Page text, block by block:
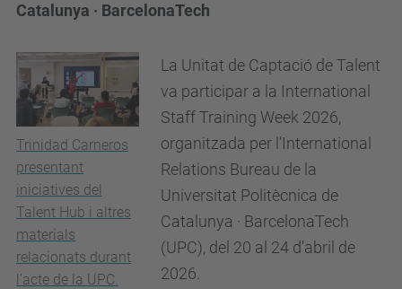
Catalunya · BarcelonaTech
Trinidad Carneros
presentant
iniciatives del
Talent Hub i altres
materials
relacionats durant
l'acte de la UPC.
La Unitat de Captació de Talent
va participar a la International
Staff Training Week 2026,
organitzada per l’International
Relations Bureau de la
Universitat Politècnica de
Catalunya · BarcelonaTech
(UPC), del 20 al 24 d’abril de
2026.